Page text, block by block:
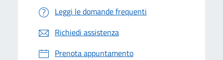
Leggi le domande frequenti
Richiedi assistenza
Prenota appuntamento